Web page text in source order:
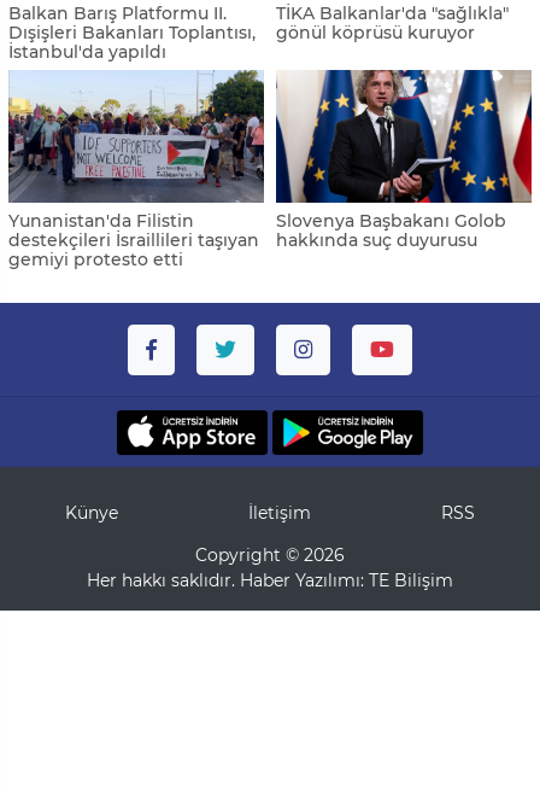
Balkan Barış Platformu II.
Dışişleri Bakanları Toplantısı,
İstanbul'da yapıldı
TİKA Balkanlar'da "sağlıkla"
gönül köprüsü kuruyor
Yunanistan'da Filistin
destekçileri İsraillileri taşıyan
gemiyi protesto etti
Slovenya Başbakanı Golob
hakkında suç duyurusu
Künye İletişim
RSS
Copyright © 2026
Her hakkı saklıdır. Haber Yazılımı: TE Bilişim